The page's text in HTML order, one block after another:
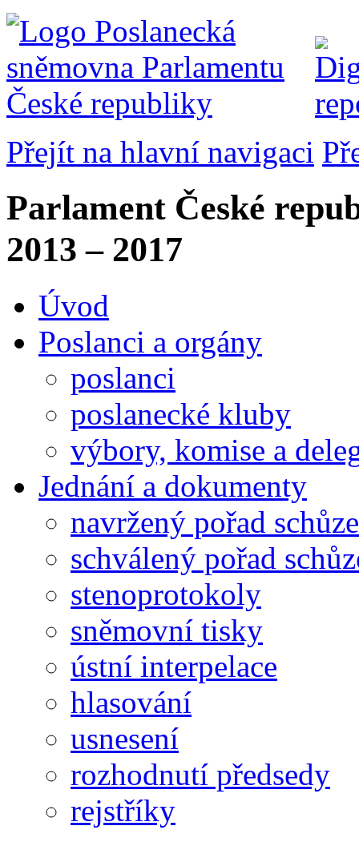
Přejít na hlavní navigaci
Parlament České
2013 – 2017
Úvod
Poslanci a orgány
poslanci
poslanecké kluby
výbory, komise a
Jednání a dokumenty
navržený pořad schůze
schválený pořad
stenoprotokoly
sněmovní tisky
ústní interpelace
hlasování
usnesení
rozhodnutí předsedy
rejstříky